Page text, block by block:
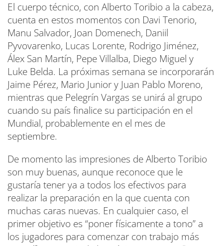
El cuerpo técnico, con Alberto Toribio a la cabeza,
cuenta en estos momentos con Davi Tenorio,
Manu Salvador, Joan Domenech, Daniil
Pyvovarenko, Lucas Lorente, Rodrigo Jiménez,
Álex San Martín, Pepe Villalba, Diego Miguel y
Luke Belda. La próximas semana se incorporarán
Jaime Pérez, Mario Junior y Juan Pablo Moreno,
mientras que Pelegrín Vargas se unirá al grupo
cuando su país finalice su participación en el
Mundial, probablemente en el mes de
septiembre.
De momento las impresiones de Alberto Toribio
son muy buenas, aunque reconoce que le
gustaría tener ya a todos los efectivos para
realizar la preparación en la que cuenta con
muchas caras nuevas. En cualquier caso, el
primer objetivo es “poner físicamente a tono” a
los jugadores para comenzar con trabajo más